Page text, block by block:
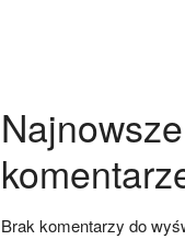
Najnowsze
Brak komentarzy do